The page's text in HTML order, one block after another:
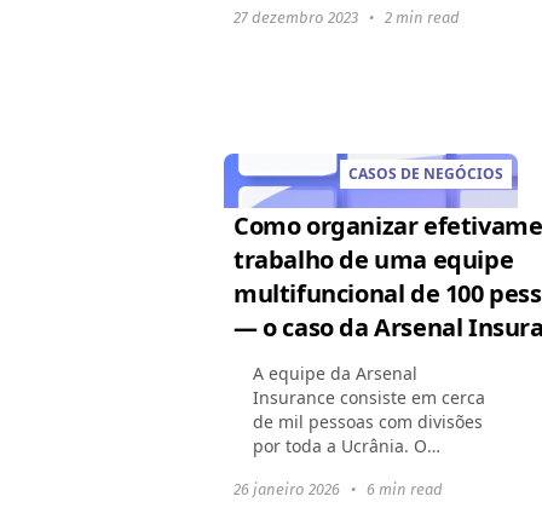
ampliar as capacidades do
27 dezembro 2023 • 2 min read
CASOS DE NEGÓCIOS
Como organizar
trabalho de uma equipe
multifuncional de 100
— o caso da Arsenal
A equipe da Arsenal
Insurance consiste em cerca
de mil pessoas com divisões
por toda a Ucrânia. O
mais de 150 pessoas em
26 janeiro 2026 • 6 min read